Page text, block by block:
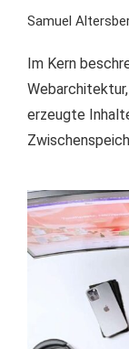
Samuel
Im Kern
erzeugte